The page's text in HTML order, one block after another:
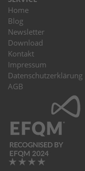
Home
Blog
Newsletter
Download
Kontakt
Impressum
Datenschutzerklärung
AGB